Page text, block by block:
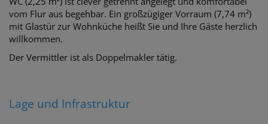
vom Flur aus begehbar. Ein großzügiger Vorraum (7,74 m²)
mit Glastür zur Wohnküche heißt Sie und Ihre Gäste herzlich
willkommen.
Der Vermittler ist als Doppelmakler tätig.
Lage und Infrastruktur